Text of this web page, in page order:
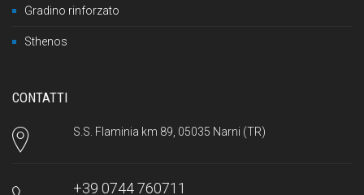
Gradino rinforzato
Sthenos
CONTATTI
S.S. Flaminia km 89, 05035 Narni (TR)
+39 0744 760711